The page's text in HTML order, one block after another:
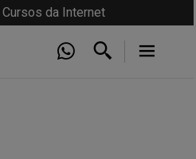
da Internet